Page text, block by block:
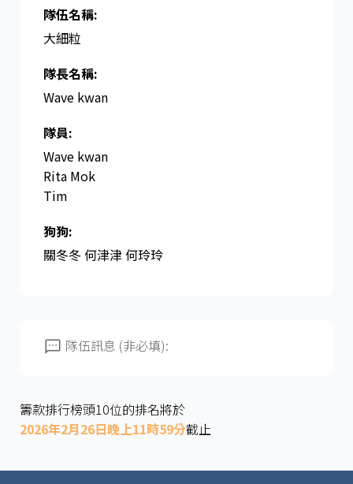
隊伍名稱:
大細粒
隊長名稱​:
Wave kwan
隊員:
Wave kwan
Rita Mok
Tim
狗狗:
關冬冬 何津津 何玲玲
隊伍訊息 (非必填):
籌款排行榜頭10位的排名將於
2026年2月26日晚上11時59分截止